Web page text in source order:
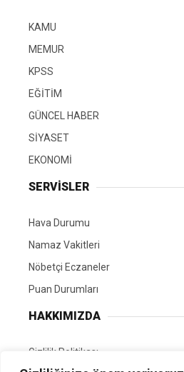
KAMU
MEMUR
KPSS
EĞİTİM
GÜNCEL HABER
SİYASET
EKONOMİ
SERVİSLER
Hava Durumu
Namaz Vakitleri
Nöbetçi Eczaneler
Puan Durumları
HAKKIMIZDA
Gizlilik Politikası